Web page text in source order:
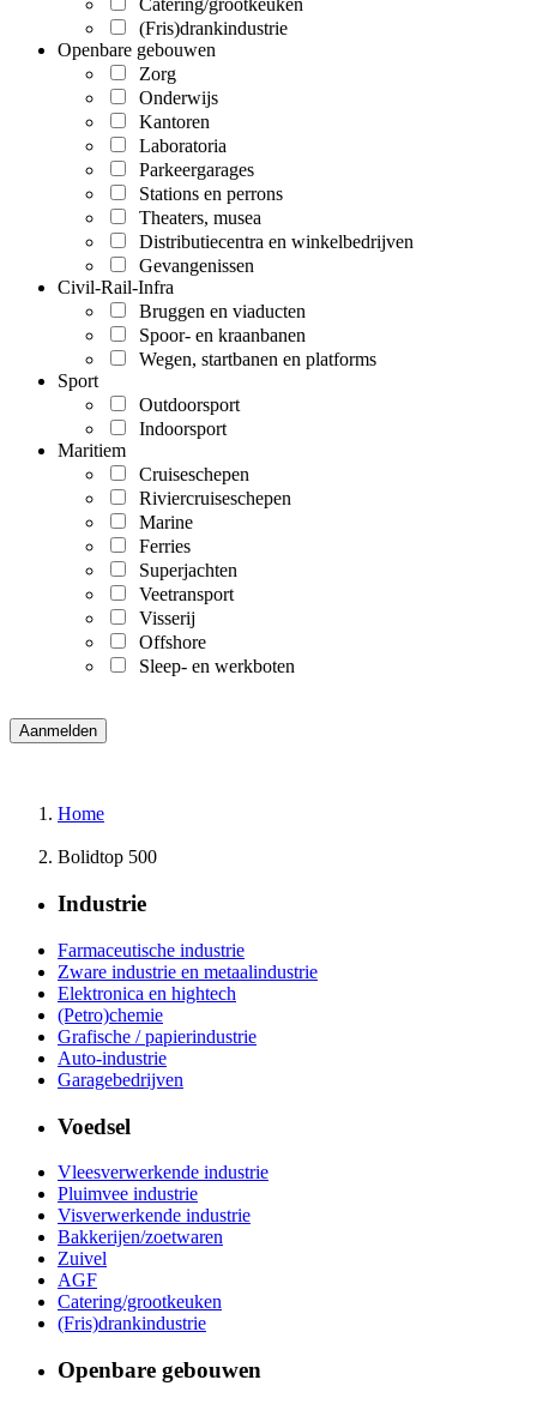
Catering/grootkeuken
(Fris)drankindustrie
Openbare gebouwen
Zorg
Onderwijs
Kantoren
Laboratoria
Parkeergarages
Stations en perrons
Theaters, musea
Distributiecentra en winkelbedrijven
Gevangenissen
Civil-Rail-Infra
Bruggen en viaducten
Spoor- en kraanbanen
Wegen, startbanen en platforms
Sport
Outdoorsport
Indoorsport
Maritiem
Cruiseschepen
Riviercruiseschepen
Marine
Ferries
Superjachten
Veetransport
Visserij
Offshore
Sleep- en werkboten
Home
Bolidtop 500
Industrie
Farmaceutische industrie
Zware industrie en metaalindustrie
Elektronica en hightech
(Petro)chemie
Grafische / papierindustrie
Auto-industrie
Garagebedrijven
Voedsel
Vleesverwerkende industrie
Pluimvee industrie
Visverwerkende industrie
Bakkerijen/zoetwaren
Zuivel
AGF
Catering/grootkeuken
(Fris)drankindustrie
Openbare gebouwen